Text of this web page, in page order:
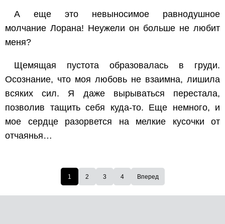
А еще это невыносимое равнодушное
молчание Лорана! Неужели он больше не любит
меня?
Щемящая пустота образовалась в груди.
Осознание, что моя любовь не взаимна, лишила
всяких сил. Я даже вырываться перестала,
позволив тащить себя куда-то. Еще немного, и
мое сердце разорвется на мелкие кусочки от
отчаянья…
1 2 3 4 Вперед